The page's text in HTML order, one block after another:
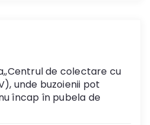
de colectare cu
unde buzoienii pot
încap în pubela de